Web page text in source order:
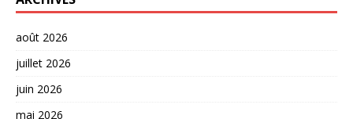
août 2026
juillet 2026
juin 2026
mai 2026